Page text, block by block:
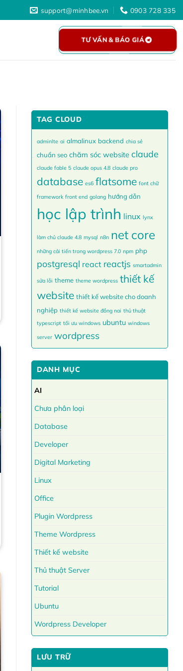
support@minhbee.vn 0903 728 335
TƯ VẤN & BÁO GIÁ
TAG CLOUD
adminlte ai almalinux backend chia sẻ
chuẩn seo chăm sóc website claude
claude fable 5 claude opus 4.8 claude pro
database es6 flatsome font chữ
framework front end golang hướng dẫn
học lập trình linux lynx
làm chủ claude 4.8 mysql n8n net core
những cải tiến trong wordpress 7.0 npm php
postgresql react reactjs smartadmin
sửa lỗi theme theme wordpress thiết kế
website thiết kế website cho doanh
nghiệp thiết kế website đồng nai thủ thuật
typescript tối ưu windows ubuntu windows
server wordpress
DANH MỤC
AI
Chưa phân loại
Database
Developer
Digital Marketing
Linux
Office
Plugin Wordpress
Theme Wordpress
Thiết kế website
Thủ thuật Server
Tutorial
Ubuntu
Wordpress Developer
LƯU TRỮ